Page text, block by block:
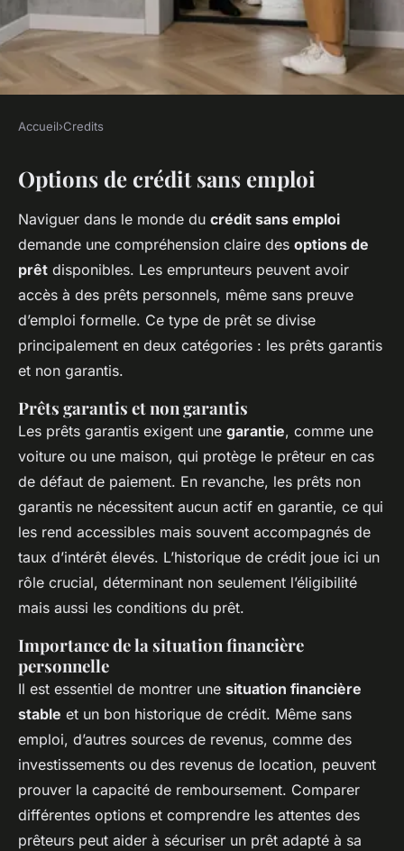
Peut-on obtenir un crédit sans
emploi?
Noam•2 janvier 2025• 6 min de lecture
Accueil›Credits
Options de crédit sans emploi
Naviguer dans le monde du crédit sans emploi
demande une compréhension claire des options de
prêt disponibles. Les emprunteurs peuvent avoir
accès à des prêts personnels, même sans preuve
d’emploi formelle. Ce type de prêt se divise
principalement en deux catégories : les prêts garantis
et non garantis.
Prêts garantis et non garantis
Les prêts garantis exigent une garantie, comme une
voiture ou une maison, qui protège le prêteur en cas
de défaut de paiement. En revanche, les prêts non
garantis ne nécessitent aucun actif en garantie, ce qui
les rend accessibles mais souvent accompagnés de
taux d’intérêt élevés. L’historique de crédit joue ici un
rôle crucial, déterminant non seulement l’éligibilité
mais aussi les conditions du prêt.
Importance de la situation financière
personnelle
Il est essentiel de montrer une situation financière
stable et un bon historique de crédit. Même sans
emploi, d’autres sources de revenus, comme des
investissements ou des revenus de location, peuvent
prouver la capacité de remboursement. Comparer
différentes options et comprendre les attentes des
prêteurs peut aider à sécuriser un prêt adapté à sa